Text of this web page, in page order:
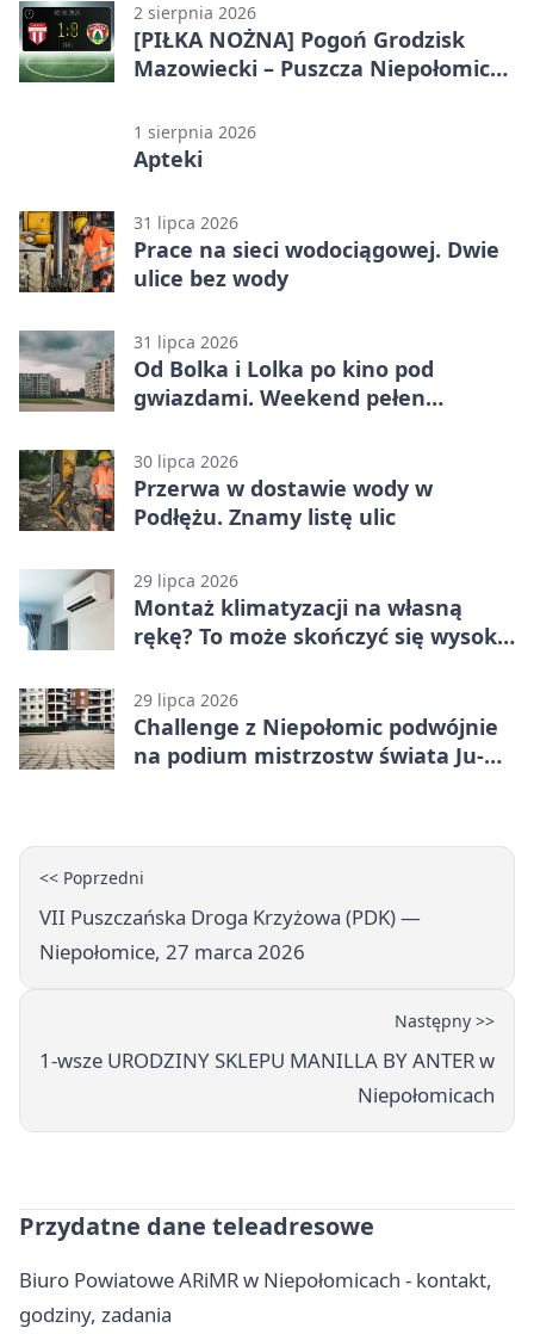
2 sierpnia 2026
[PIŁKA NOŻNA] Pogoń Grodzisk
Mazowiecki – Puszcza Niepołomice
punktów w Betclic 1. lidze
1 sierpnia 2026
Apteki
31 lipca 2026
Prace na sieci wodociągowej. Dwie
ulice bez wody
31 lipca 2026
Od Bolka i Lolka po kino pod
gwiazdami. Weekend pełen
30 lipca 2026
Przerwa w dostawie wody w
Podłężu. Znamy listę ulic
29 lipca 2026
Montaż klimatyzacji na własną
rękę? To może skończyć się wysoką
29 lipca 2026
Challenge z Niepołomic podwójnie
na podium mistrzostw świata Ju-
<< Poprzedni
VII Puszczańska Droga Krzyżowa (PDK) —
Niepołomice, 27 marca 2026
Następny >>
1-wsze URODZINY SKLEPU MANILLA BY ANTER w
Niepołomicach
Przydatne dane teleadresowe
Biuro Powiatowe ARiMR w Niepołomicach - kontakt,
godziny, zadania